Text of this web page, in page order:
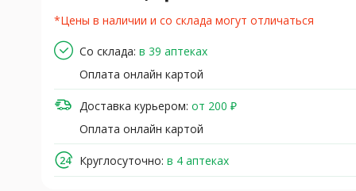
*Цены в наличии и со склада могут отличаться
Со склада: в 39 аптеках
Оплата онлайн картой
Доставка курьером: от 200 ₽
Оплата онлайн картой
Круглосуточно: в 4 аптеках